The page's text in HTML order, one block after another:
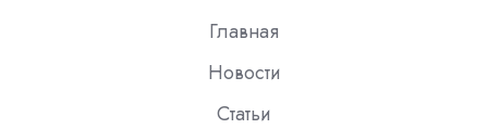
Главная
Новости
Статьи